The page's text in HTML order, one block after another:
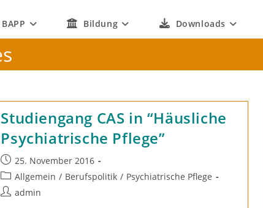
Bildung Downloads
Studiengang CAS in “Häusliche
Psychiatrische Pflege”
Beitrag
veröffentlicht:
25. November 2016
Beitrags-
Kategorie:
Allgemein / Berufspolitik / Psychiatrische Pflege
Beitrags-
admin